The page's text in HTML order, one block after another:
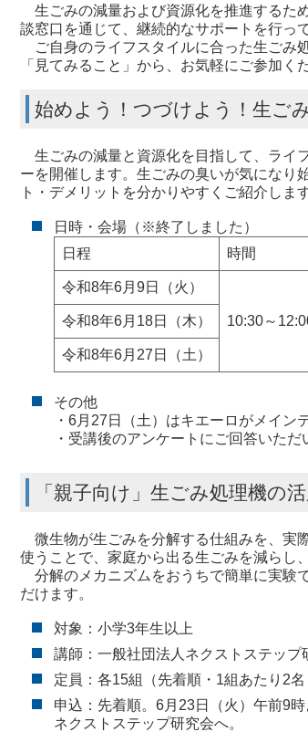
生ごみの減量および資源化を推進するた
談窓口を通じて、継続的なサポートを行っ
ご自身のライフスタイルに合った生ごみ
「見てみること」から、お気軽にご参加く
始めよう！つづけよう！生ご
生ごみの減量と資源化を目指して、ライ
ーを開催します。生ごみの臭いが気になり
ト・デメリットを分かりやすくご紹介しま
日時・会場（※終了しました）
日程
時間
令和8年6月9日（火）
10:30～
令和8年6月18日（木）
令和8年6月27日（土）
その他
・6月27日（土）はキエーロがメイン
・受講後のアンケートにご回答いただ
「親子向け」生ごみ処理機の
微生物が生ごみを分解する仕組みを、実
使うことで、家庭から出る生ごみを減らし
分解のメカニズムをおうちで簡単に実験
だけます。
対象：小学3年生以上
講師：一般社団法人ネクストステップ
定員：各15組（先着順・1組あたり2名
申込：先着順。6月23日（火）午前9
ネクストステ